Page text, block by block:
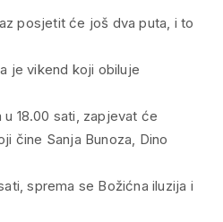
posjetit će još dva puta, i to
je vikend koji obiluje
u 18.00 sati, zapjevat će
čine Sanja Bunoza, Dino
sprema se Božićna iluzija i